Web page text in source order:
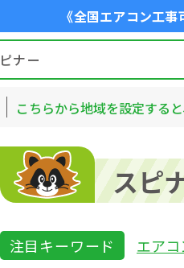
《全国エアコン工
こちらから地域を設定する
スピ
注目キーワード エアコ